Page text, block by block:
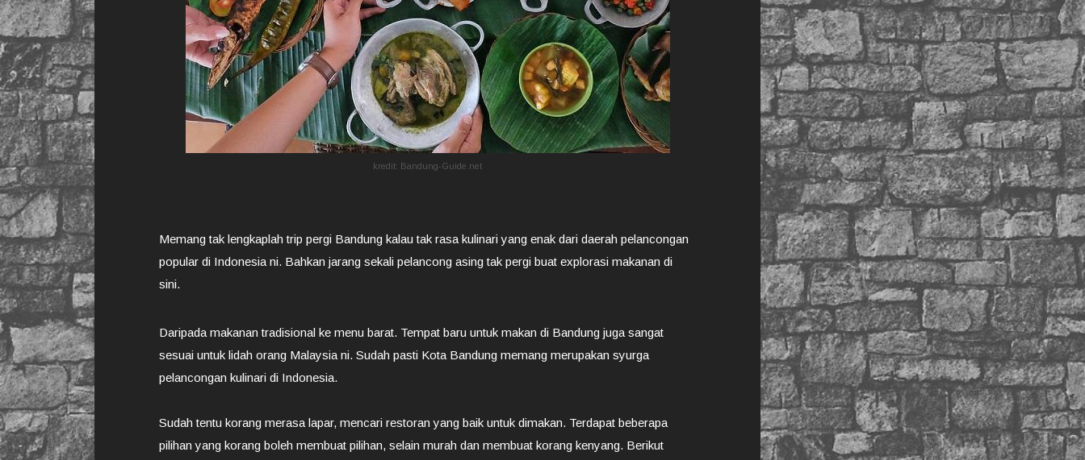
kredit: Bandung-Guide.net
Memang tak lengkaplah trip pergi Bandung kalau tak rasa kulinari yang enak dari daerah pelancongan
popular di Indonesia ni. Bahkan jarang sekali pelancong asing tak pergi buat explorasi makanan di
sini.
Daripada makanan tradisional ke menu barat. Tempat baru untuk makan di Bandung juga sangat
sesuai untuk lidah orang Malaysia ni. Sudah pasti Kota Bandung memang merupakan syurga
pelancongan kulinari di Indonesia.
Sudah tentu korang merasa lapar, mencari restoran yang baik untuk dimakan. Terdapat beberapa
pilihan yang korang boleh membuat pilihan, selain murah dan membuat korang kenyang. Berikut